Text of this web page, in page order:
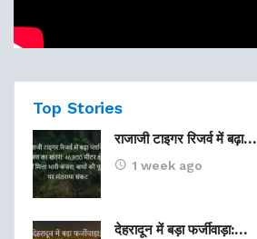
Top Stories
राजाजी टाइगर रिजर्व में बढ़ा…
1 week ago
देहरादून में बड़ा फर्जीवाड़ा:…